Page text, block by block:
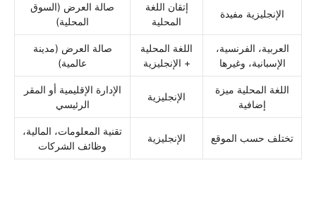
صالة العرض (السوق
المحلية)
إتقان اللغة
المحلية
الإنجليزية مفيدة
صالة العرض (مدينة
عالمية)
اللغة المحلية
+ الإنجليزية
العربية، الفرنسية،
الإسبانية، وغيرها
الإدارة الإقليمية أو المقر
الرئيسي
الإنجليزية
اللغة المحلية ميزة
إضافية
تقنية المعلومات، المالية،
وظائف الشركات
الإنجليزية تختلف حسب الموقع